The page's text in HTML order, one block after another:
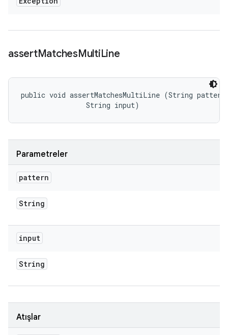
assertMatchesMultiLine
public void assertMatchesMultiLine (String
                String input)
Parametreler
pattern
String
input
String
Atışlar